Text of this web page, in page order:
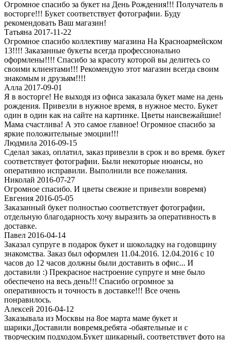
Огромное спасибо за букет на День Рождения!!! Получатель в
восторге!!! Букет соответствует фотографии. Буду
рекомендовать Ваш магазин!
Татьяна 2017-11-22
Огромное спасибо коллективу магазина На Красноармейском
13!!!! Заказанные букеты всегда профессионально
оформлены!!!! Спасибо за красоту которой вы делитесь со
своими клиентами!!! Рекомендую этот магазин всегда своим
знакомым и друзьям!!!!
Алла 2017-09-01
Я в восторге! Не выходя из офиса заказала букет маме на день
рождения. Привезли в нужное время, в нужное место. Букет
один в один как на сайте на картинке. Цветы наисвежайшие!
Мама счастлива! А это самое главное! Огромное спасибо за
яркие положительные эмоции!!!
Людмила 2016-09-15
Сделал заказ, оплатил, заказ привезли в срок и во время. букет
соответствует фотографии. Были некоторые нюансы, но
оперативно исправили. Выполнили все пожелания.
Николай 2016-07-27
Огромное спасибо. И цветы свежие и привезли вовремя)
Евгения 2016-05-05
Заказанный букет полностью соответствует фотографии,
отдельную благодарность хочу выразить за оперативность в
доставке.
Павел 2016-04-14
Заказал супруге в подарок букет и шоколадку на годовщину
знакомства. Заказ был оформлен 11.04.2016. 12.04.2016 с 10
часов до 12 часов должны были доставить в офис... И
доставили :) Прекрасное настроение супруге и мне было
обеспечено на весь день!!! Спасибо огромное за
оперативность и точность в доставке!!! Все очень
понравилось.
Алексей 2016-04-12
Заказывала из Москвы на 8ое марта маме букет и
шарики.Доставили вовремя,ребята -обаятельные и с
творческим подходом.Букет шикарный, соответствует фото на